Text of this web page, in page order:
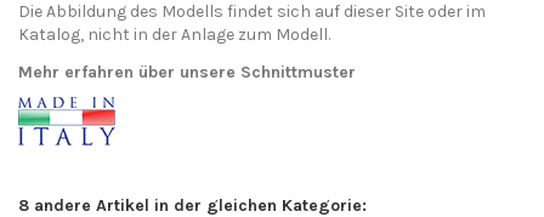
Die Abbildung des Modells findet sich auf dieser Site oder im
Katalog, nicht in der Anlage zum Modell.
Mehr erfahren über unsere Schnittmuster
8 andere Artikel in der gleichen Kategorie: